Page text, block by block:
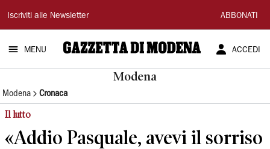
Gazzetta
di
Modena
Iscriviti alle Newsletter ABBONATI
MENU ACCEDI
Modena
Modena Cronaca
Il lutto
«Addio Pasquale, avevi il sorriso